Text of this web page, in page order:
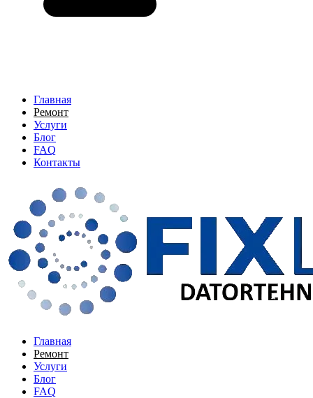
Главная
Ремонт
Услуги
Блог
FAQ
Контакты
Главная
Ремонт
Услуги
Блог
FAQ